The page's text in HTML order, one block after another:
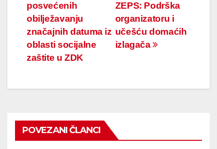
ZEPS: Podrška
organizatoru i
učešću domaćih
izlagača
posvećenih
obilježavanju
značajnih datuma iz
oblasti socijalne
zaštite u ZDK
POVEZANI ČLANCI